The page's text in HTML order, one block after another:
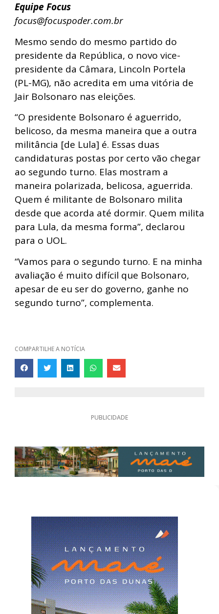
Equipe Focus
focus@focuspoder.com.br
Mesmo sendo do mesmo partido do
presidente da República, o novo vice-
presidente da Câmara, Lincoln Portela
(PL-MG), não acredita em uma vitória de
Jair Bolsonaro nas eleições.
“O presidente Bolsonaro é aguerrido,
belicoso, da mesma maneira que a outra
militância [de Lula] é. Essas duas
candidaturas postas por certo vão chegar
ao segundo turno. Elas mostram a
maneira polarizada, belicosa, aguerrida.
Quem é militante de Bolsonaro milita
desde que acorda até dormir. Quem milita
para Lula, da mesma forma”, declarou
para o UOL.
“Vamos para o segundo turno. E na minha
avaliação é muito difícil que Bolsonaro,
apesar de eu ser do governo, ganhe no
segundo turno”, complementa.
COMPARTILHE A NOTÍCIA
PUBLICIDADE